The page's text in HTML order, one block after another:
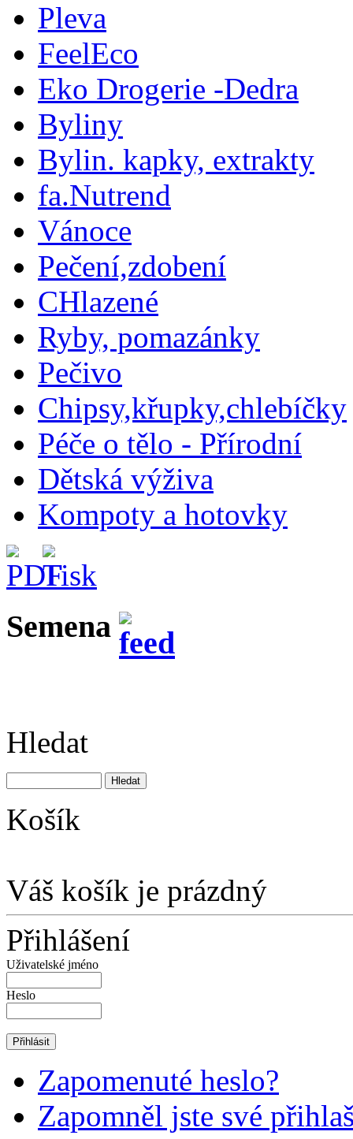
Pleva
FeelEco
Eko Drogerie -Dedra
Byliny
Bylin. kapky, extrakty
fa.Nutrend
Vánoce
Pečení,zdobení
CHlazené
Ryby, pomazánky
Pečivo
Chipsy,křupky,chlebíčky
Péče o tělo - Přírodní
Dětská výživa
Kompoty a hotovky
Semena
Hledat
Košík
Váš košík je prázdný
Přihlášení
Uživatelské jméno
Heslo
Zapomenuté heslo?
Zapomněl jste své